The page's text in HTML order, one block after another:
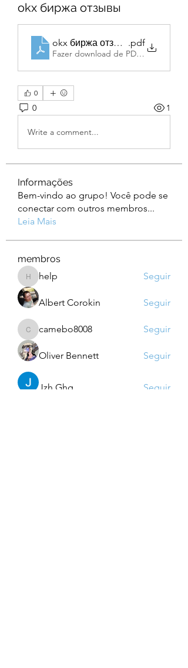
okx биржа отзывы
okx биржа отзывы.pdf
Fazer download de PDF • 114KB
0
0 1
Write a comment...
Informações
Bem-vindo ao grupo! Você pode se
conectar com outros membros...
Leia Mais
membros
helphelp Seguir
Albert Corokin Seguir
camebo8008
camebo8008 Seguir
Oliver Bennett Seguir
Jzh Ghg
Seguir